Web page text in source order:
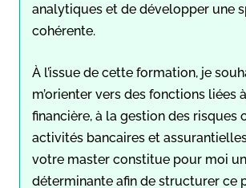
analytiques et de développer une
cohérente.
À l’issue de cette formation, je
m’orienter vers des fonctions liées
financière, à la gestion des risques
activités bancaires et
votre master constitue pour moi
déterminante afin de structurer ce